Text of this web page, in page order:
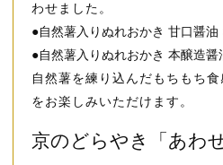
わせました。
●自然薯入りぬれおかき 甘口醤油
●自然薯入りぬれおかき 本醸造醤
自然薯を練り込んだもちもち
をお楽しみいただけます。
京のどらやき「あわせ